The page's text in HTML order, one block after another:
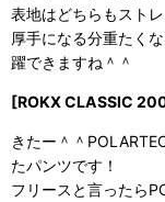
表地はどちらもスト
厚手になる分重たく
躍できますね＾＾
[ROKX CLASSIC
きたー＾＾
たパンツです！
フリースと言ったら